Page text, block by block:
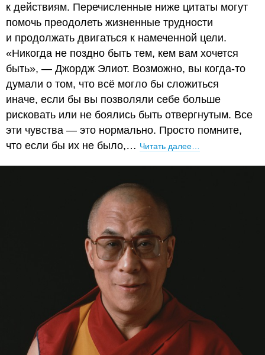
к действиям. Перечисленные ниже цитаты могут
помочь преодолеть жизненные трудности
и продолжать двигаться к намеченной цели.
«Никогда не поздно быть тем, кем вам хочется
быть», — Джордж Элиот. Возможно, вы когда-то
думали о том, что всё могло бы сложиться
иначе, если бы вы позволяли себе больше
рисковать или не боялись быть отвергнутым. Все
эти чувства — это нормально. Просто помните,
что если бы их не было,… Читать далее…